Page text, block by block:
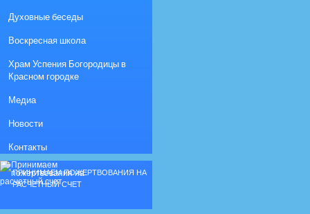
Духовные беседы
Воскресная школа
Храм Успения Богородицы в
Красном городке
Медиа
Новости
Контакты
ПРИНИМАЕМ ПОЖЕРТВОВАНИЯ НА
РАСЧЕТНЫЙ СЧЕТ